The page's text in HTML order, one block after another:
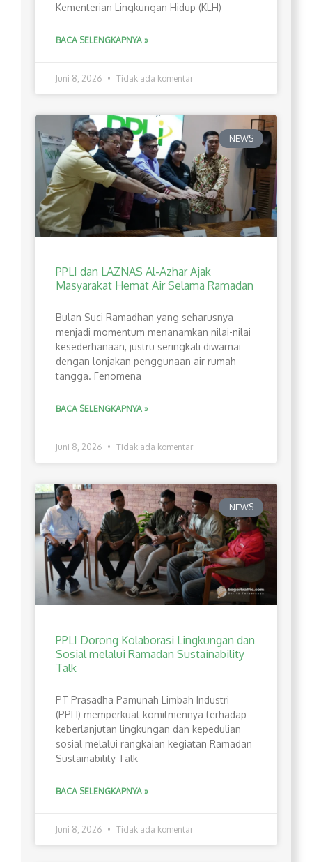
Kementerian Lingkungan Hidup (KLH)
BACA SELENGKAPNYA »
Juni 8, 2026 Tidak ada komentar
NEWS
PPLI dan LAZNAS Al-Azhar Ajak
Masyarakat Hemat Air Selama Ramadan
Bulan Suci Ramadhan yang seharusnya
menjadi momentum menanamkan nilai-nilai
kesederhanaan, justru seringkali diwarnai
dengan lonjakan penggunaan air rumah
tangga. Fenomena
BACA SELENGKAPNYA »
Juni 8, 2026 Tidak ada komentar
NEWS
PPLI Dorong Kolaborasi Lingkungan dan
Sosial melalui Ramadan Sustainability
Talk
PT Prasadha Pamunah Limbah Industri
(PPLI) memperkuat komitmennya terhadap
keberlanjutan lingkungan dan kepedulian
sosial melalui rangkaian kegiatan Ramadan
Sustainability Talk
BACA SELENGKAPNYA »
Juni 8, 2026 Tidak ada komentar